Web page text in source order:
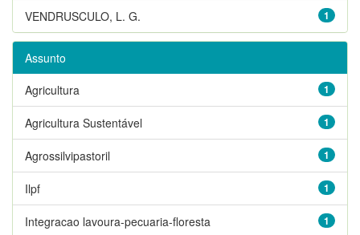
1
VENDRUSCULO, L. G.
Assunto
1
Agricultura
1
Agricultura Sustentável
1
Agrossilvipastoril
1
Ilpf
1
Integracao lavoura-pecuaria-floresta